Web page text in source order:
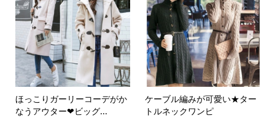
ほっこりガーリーコーデがか
なうアウター❤ビッグ...
ケーブル編みが可愛い★ター
トルネックワンピ